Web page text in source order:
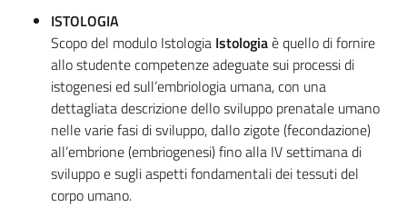
ISTOLOGIA
Scopo del modulo Istologia Istologiaè quello di fornire
allo studente competenze adeguate sui processi di
istogenesi ed sull’embriologia umana, con una
dettagliata descrizione dello sviluppo prenatale umano
nelle varie fasi di sviluppo, dallo zigote (fecondazione)
all’embrione (embriogenesi) fino alla IV settimana di
sviluppo e sugli aspetti fondamentali dei tessuti del
corpo umano.